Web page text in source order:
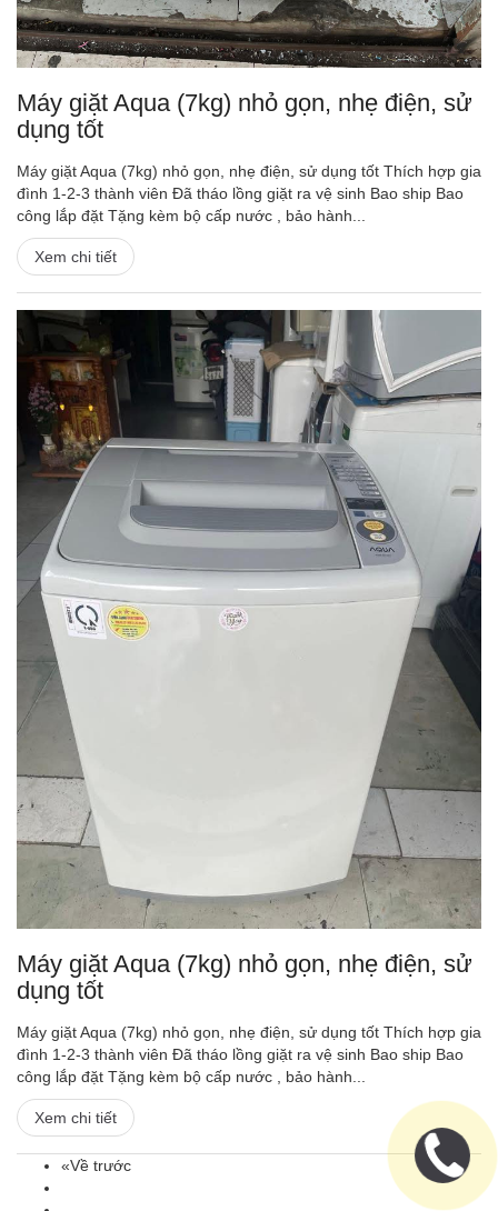
Máy giặt Aqua (7kg) nhỏ gọn, nhẹ điện, sử
dụng tốt
Máy giặt Aqua (7kg) nhỏ gọn, nhẹ điện, sử dụng tốt Thích hợp gia
đình 1-2-3 thành viên Đã tháo lồng giặt ra vệ sinh Bao ship Bao
công lắp đặt Tặng kèm bộ cấp nước , bảo hành...
Xem chi tiết
Máy giặt Aqua (7kg) nhỏ gọn, nhẹ điện, sử
dụng tốt
Máy giặt Aqua (7kg) nhỏ gọn, nhẹ điện, sử dụng tốt Thích hợp gia
đình 1-2-3 thành viên Đã tháo lồng giặt ra vệ sinh Bao ship Bao
công lắp đặt Tặng kèm bộ cấp nước , bảo hành...
Xem chi tiết
«Về trước